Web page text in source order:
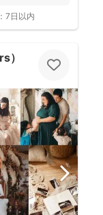
7日以内
）